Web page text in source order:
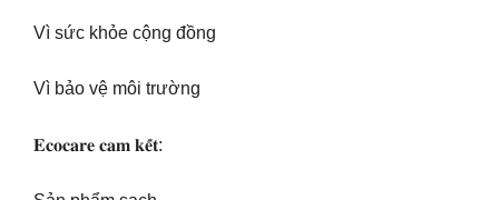
Vì sức khỏe cộng đồng
Vì bảo vệ môi trường
𝐄𝐜𝐨𝐜𝐚𝐫𝐞 𝐜𝐚𝐦 𝐤𝐞̂́𝐭: